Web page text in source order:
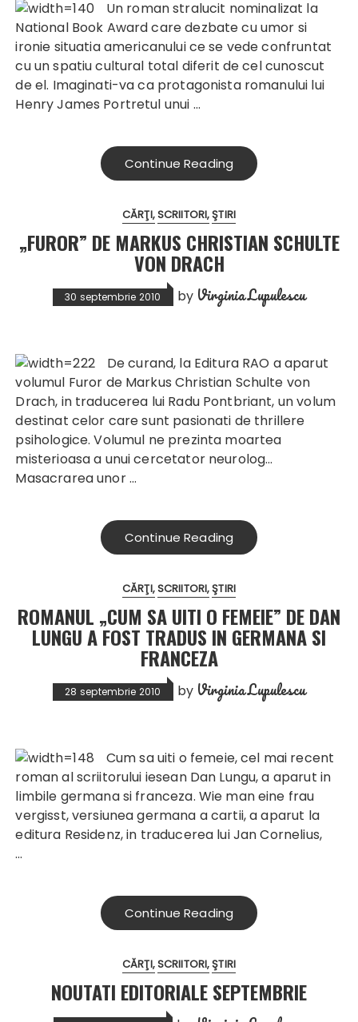
Un roman stralucit nominalizat la
National Book Award care dezbate cu umor si
ironie situatia americanului ce se vede confruntat
cu un spatiu cultural total diferit de cel cunoscut
de el. Imaginati-va ca protagonista romanului lui
Henry James Portretul unui …
Continue Reading
CĂRŢI SCRIITORI ŞTIRI
„FUROR” DE MARKUS CHRISTIAN SCHULTE
VON DRACH
30 septembrie 2010 by Virginia Lupulescu
De curand, la Editura RAO a aparut
volumul Furor de Markus Christian Schulte von
Drach, in traducerea lui Radu Pontbriant, un volum
destinat celor care sunt pasionati de thrillere
psihologice. Volumul ne prezinta moartea
misterioasa a unui cercetator neurolog…
Masacrarea unor…
Continue Reading
CĂRŢI SCRIITORI ŞTIRI
ROMANUL „CUM SA UITI O FEMEIE” DE DAN
LUNGU A FOST TRADUS IN GERMANA SI
FRANCEZA
28 septembrie 2010 by Virginia Lupulescu
Cum sa uiti o femeie, cel mai recent
roman al scriitorului iesean Dan Lungu, a aparut in
limbile germana si franceza. Wie man eine frau
vergisst, versiunea germana a cartii, a aparut la
editura Residenz, in traducerea lui Jan Cornelius,
…
Continue Reading
CĂRŢI SCRIITORI ŞTIRI
NOUTATI EDITORIALE SEPTEMBRIE